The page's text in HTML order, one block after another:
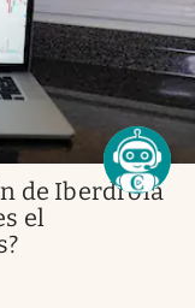
de Iberdrola
el